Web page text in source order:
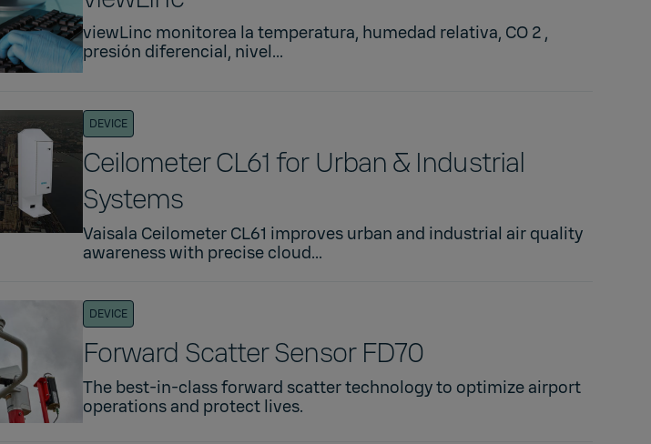
viewLinc monitorea la temperatura, humedad relativa, CO 2 ,
presión diferencial, nivel...
DEVICE
Ceilometer CL61 for Urban & Industrial
Systems
Vaisala Ceilometer CL61 improves urban and industrial air quality
awareness with precise cloud...
DEVICE
Forward Scatter Sensor FD70
The best-in-class forward scatter technology to optimize airport
operations and protect lives.